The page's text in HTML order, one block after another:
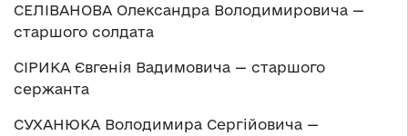
СЕЛІВАНОВА Олександра Володимировича —
старшого солдата
СІРИКА Євгенія Вадимовича — старшого
сержанта
СУХАНЮКА Володимира Сергійовича —